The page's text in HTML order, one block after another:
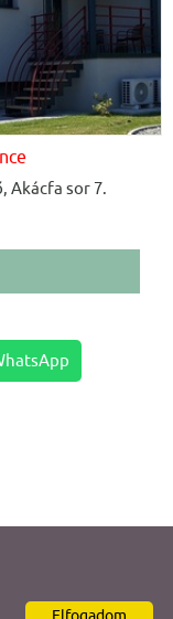
Akácfa sor 7.